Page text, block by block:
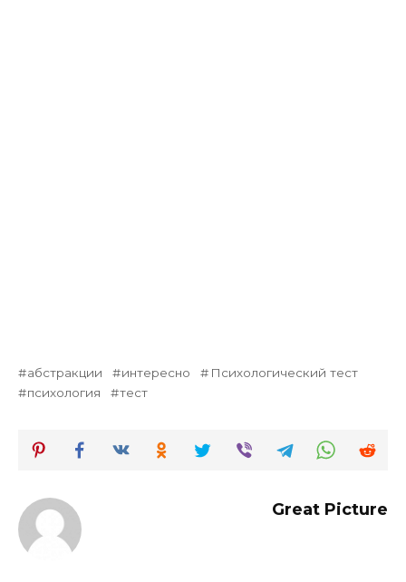
абстракции интересно
Психологический тест
психология
тест
Great Picture